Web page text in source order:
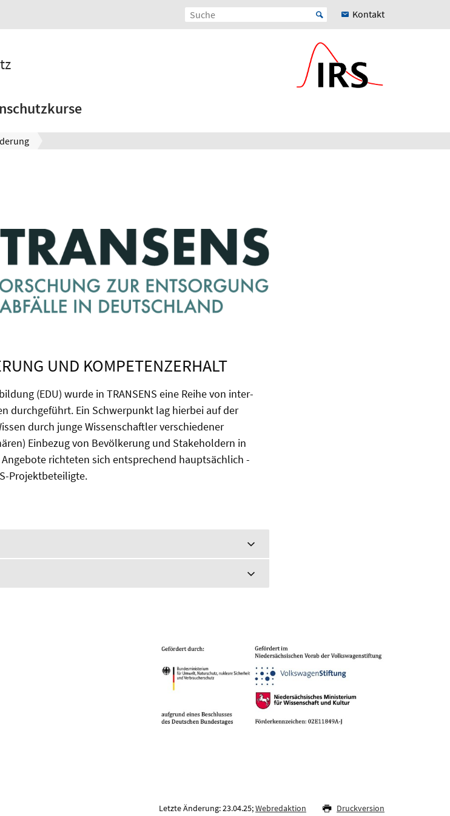
Kontakt
UND KOMPETENZERHALT
(EDU) wurde in TRANSENS eine Reihe von inter-
durchgeführt. Ein Schwerpunkt lag hierbei auf der
durch junge Wissenschaftler verschiedener
Einbezug von Bevölkerung und Stakeholdern in
richteten sich entsprechend hauptsächlich -
Projektbeteiligte.
Letzte Änderung: 23.04.25;Webredaktion Druckversion